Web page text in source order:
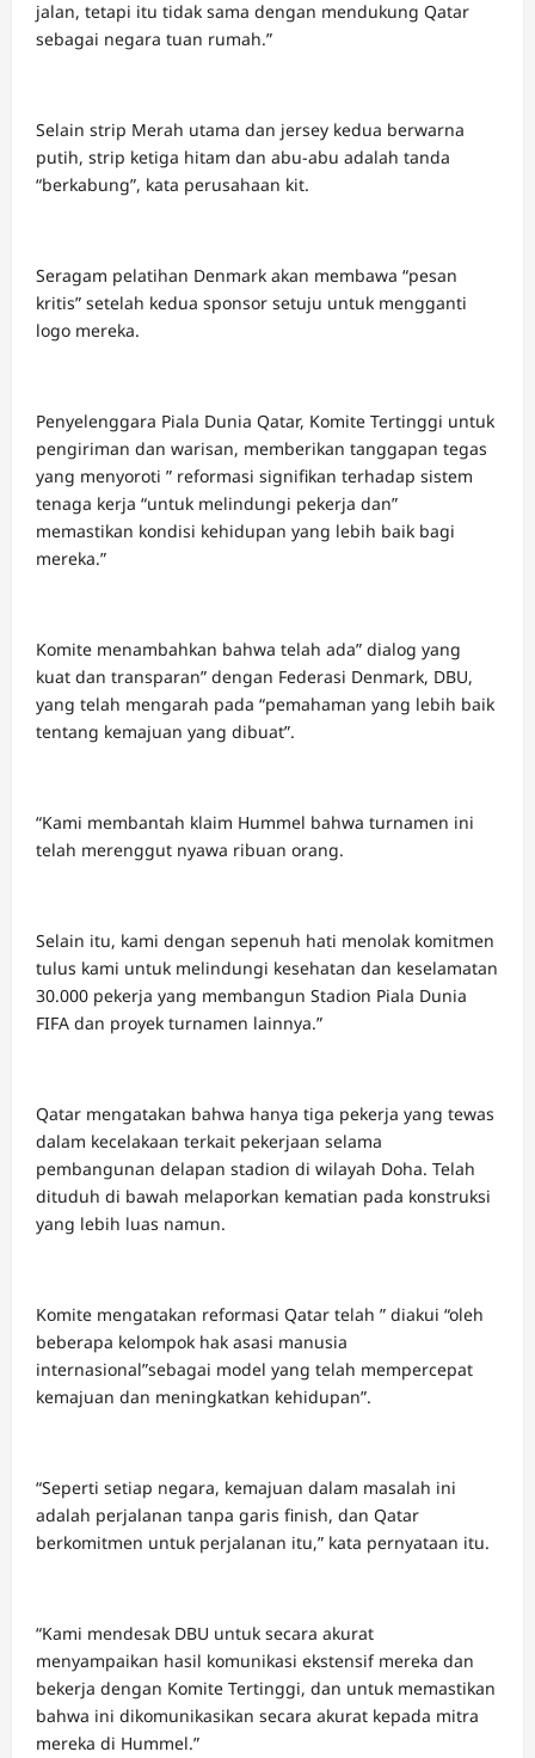
jalan, tetapi itu tidak sama dengan mendukung Qatar
sebagai negara tuan rumah.”
Selain strip Merah utama dan jersey kedua berwarna
putih, strip ketiga hitam dan abu-abu adalah tanda
“berkabung”, kata perusahaan kit.
Seragam pelatihan Denmark akan membawa “pesan
kritis” setelah kedua sponsor setuju untuk mengganti
logo mereka.
Penyelenggara Piala Dunia Qatar, Komite Tertinggi untuk
pengiriman dan warisan, memberikan tanggapan tegas
yang menyoroti ” reformasi signifikan terhadap sistem
tenaga kerja “untuk melindungi pekerja dan”
memastikan kondisi kehidupan yang lebih baik bagi
mereka.”
Komite menambahkan bahwa telah ada” dialog yang
kuat dan transparan” dengan Federasi Denmark, DBU,
yang telah mengarah pada “pemahaman yang lebih baik
tentang kemajuan yang dibuat”.
“Kami membantah klaim Hummel bahwa turnamen ini
telah merenggut nyawa ribuan orang.
Selain itu, kami dengan sepenuh hati menolak komitmen
tulus kami untuk melindungi kesehatan dan keselamatan
30.000 pekerja yang membangun Stadion Piala Dunia
FIFA dan proyek turnamen lainnya.”
Qatar mengatakan bahwa hanya tiga pekerja yang tewas
dalam kecelakaan terkait pekerjaan selama
pembangunan delapan stadion di wilayah Doha. Telah
dituduh di bawah melaporkan kematian pada konstruksi
yang lebih luas namun.
Komite mengatakan reformasi Qatar telah ” diakui “oleh
beberapa kelompok hak asasi manusia
internasional”sebagai model yang telah mempercepat
kemajuan dan meningkatkan kehidupan”.
“Seperti setiap negara, kemajuan dalam masalah ini
adalah perjalanan tanpa garis finish, dan Qatar
berkomitmen untuk perjalanan itu,” kata pernyataan itu.
“Kami mendesak DBU untuk secara akurat
menyampaikan hasil komunikasi ekstensif mereka dan
bekerja dengan Komite Tertinggi, dan untuk memastikan
bahwa ini dikomunikasikan secara akurat kepada mitra
mereka di Hummel.”